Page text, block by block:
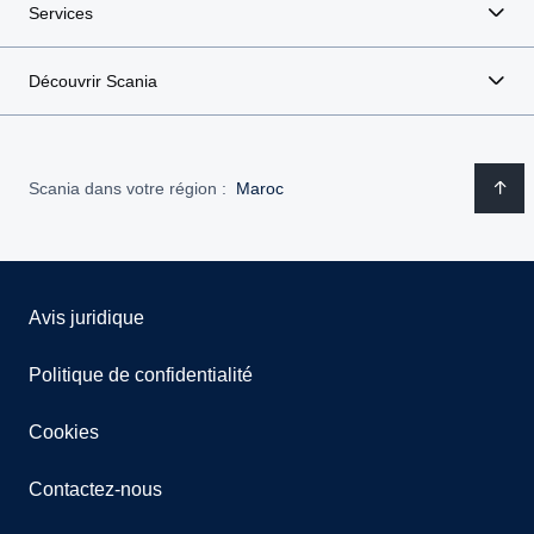
Services
Découvrir Scania
Scania dans votre région : Maroc
Avis juridique
Politique de confidentialité
Cookies
Contactez-nous